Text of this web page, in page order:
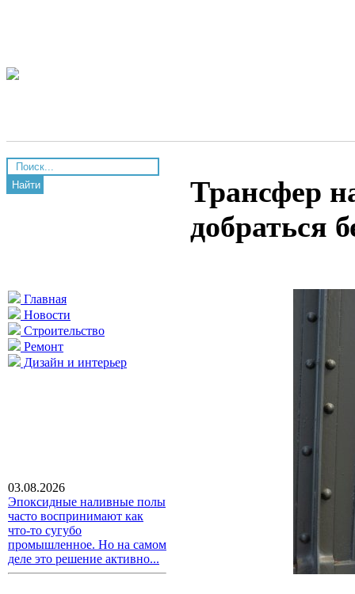
Найти
Главная
Новости
Строительство
Ремонт
Дизайн и интерьер
03.08.2026
Эпоксидные наливные полы
часто воспринимают как
что-то сугубо
промышленное. Но на самом
деле это решение активно...
Трансфер
добраться